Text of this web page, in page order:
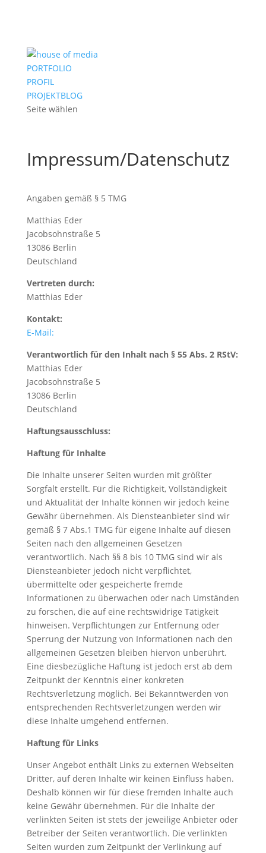
PORTFOLIO
PROFIL
PROJEKTBLOG
Seite wählen
Impressum/Datenschutz
Angaben gemäß § 5 TMG
Matthias Eder
Jacobsohnstraße 5
13086 Berlin
Deutschland
Vertreten durch:
Matthias Eder
Kontakt:
E-Mail:
Verantwortlich für den Inhalt nach § 55 Abs. 2 RStV:
Matthias Eder
Jacobsohnstraße 5
13086 Berlin
Deutschland
Haftungsausschluss:
Haftung für Inhalte
Die Inhalte unserer Seiten wurden mit größter
Sorgfalt erstellt. Für die Richtigkeit, Vollständigkeit
und Aktualität der Inhalte können wir jedoch keine
Gewähr übernehmen. Als Diensteanbieter sind wir
gemäß § 7 Abs.1 TMG für eigene Inhalte auf diesen
Seiten nach den allgemeinen Gesetzen
verantwortlich. Nach §§ 8 bis 10 TMG sind wir als
Diensteanbieter jedoch nicht verpflichtet,
übermittelte oder gespeicherte fremde
Informationen zu überwachen oder nach Umständen
zu forschen, die auf eine rechtswidrige Tätigkeit
hinweisen. Verpflichtungen zur Entfernung oder
Sperrung der Nutzung von Informationen nach den
allgemeinen Gesetzen bleiben hiervon unberührt.
Eine diesbezügliche Haftung ist jedoch erst ab dem
Zeitpunkt der Kenntnis einer konkreten
Rechtsverletzung möglich. Bei Bekanntwerden von
entsprechenden Rechtsverletzungen werden wir
diese Inhalte umgehend entfernen.
Haftung für Links
Unser Angebot enthält Links zu externen Webseiten
Dritter, auf deren Inhalte wir keinen Einfluss haben.
Deshalb können wir für diese fremden Inhalte auch
keine Gewähr übernehmen. Für die Inhalte der
verlinkten Seiten ist stets der jeweilige Anbieter oder
Betreiber der Seiten verantwortlich. Die verlinkten
Seiten wurden zum Zeitpunkt der Verlinkung auf